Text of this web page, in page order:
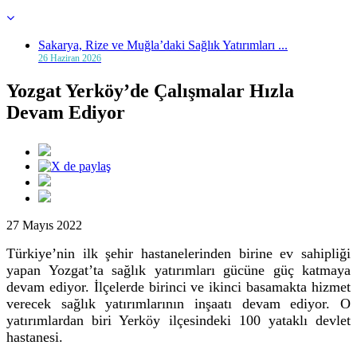
Sakarya, Rize ve Muğla’daki Sağlık Yatırımları ...
26 Haziran 2026
Yozgat Yerköy’de Çalışmalar Hızla
Devam Ediyor
27 Mayıs 2022
Türkiye’nin ilk şehir hastanelerinden birine ev sahipliği
yapan Yozgat’ta sağlık yatırımları gücüne güç katmaya
devam ediyor. İlçelerde birinci ve ikinci basamakta hizmet
verecek sağlık yatırımlarının inşaatı devam ediyor. O
yatırımlardan biri Yerköy ilçesindeki 100 yataklı devlet
hastanesi.